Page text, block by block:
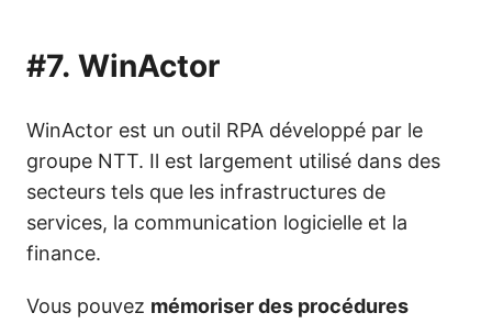
#7. WinActor
WinActor est un outil RPA développé par le
groupe NTT. Il est largement utilisé dans des
secteurs tels que les infrastructures de
services, la communication logicielle et la
finance.
Vous pouvez mémoriser des procédures